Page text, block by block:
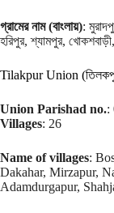
গ্রামের নাম (বাংলায়):
হরিপুর, শ্যামপুর,
Tilakpur Union
Union Parishad no.:
Villages: 26
Name of villages:
Dakahar, Mirzapur,
Adamdurgapur,